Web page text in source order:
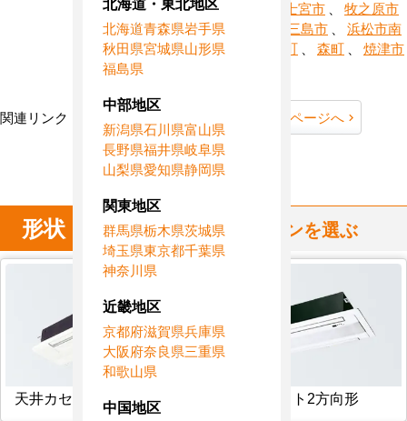
藤枝市
富士宮市
牧之原市
、
三島市
浜松市南
区
南伊豆町 森町
焼津市
関連リンク： TOPページへ
静岡県全域ページへ
静岡県直工店所在地
形状 からハウジングエアコンを選ぶ
天井カセット1方向形 天井カセット2方向形
北海道青森県岩手県
秋田県宮城県山形県
福島県
中部地区
新潟県石川県富山県
長野県福井県岐阜県
山梨県愛知県静岡県
関東地区
群馬県栃木県茨城県
埼玉県東京都千葉県
神奈川県
近畿地区
京都府滋賀県兵庫県
大阪府奈良県三重県
和歌山県
中国地区